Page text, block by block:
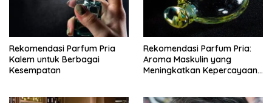
Rekomendasi Parfum Pria
Kalem untuk Berbagai
Kesempatan
Rekomendasi Parfum Pria:
Aroma Maskulin yang
Meningkatkan Kepercayaan